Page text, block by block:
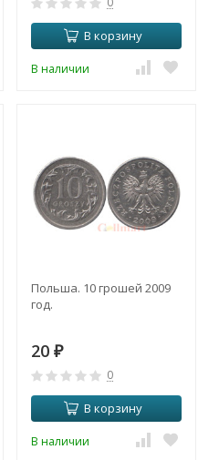
В корзину
В наличии
Польша. 10 грошей 2009
год.
20 ₽
0
В корзину
В наличии